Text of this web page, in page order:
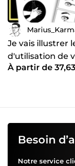
Je vais illustrer
d'utilisation de
À partir de
Besoin
Notre service